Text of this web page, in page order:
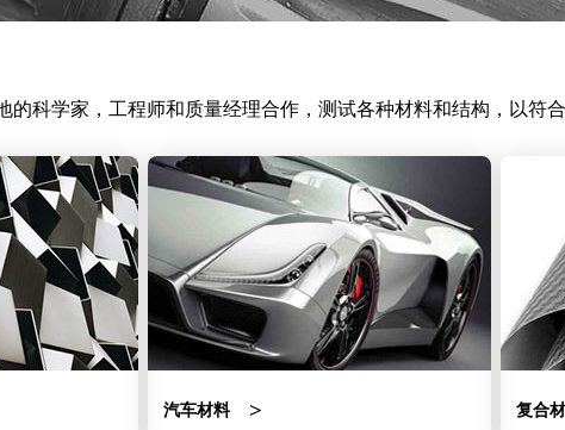
的科学家，工程师和质量经理合作，测试各种材料和结构，以符
汽车材料 复合